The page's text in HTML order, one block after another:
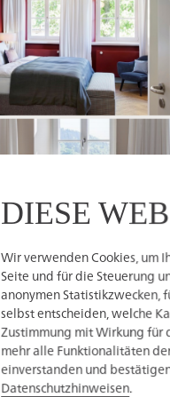
DIESE
Wir verwenden Cookies, um
Seite und für die Steuerung
anonymen Statistikzwecken,
selbst entscheiden, welche
Zustimmung mit Wirkung für
mehr alle Funktionalitäten
einverstanden und
Datenschutzhinweisen.